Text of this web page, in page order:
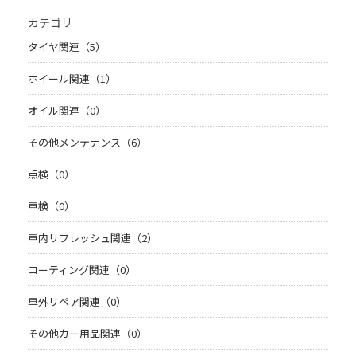
カテゴリ
タイヤ関連（5）
ホイール関連（1）
オイル関連（0）
その他メンテナンス（6）
点検（0）
車検（0）
車内リフレッシュ関連（2）
コーティング関連（0）
車外リペア関連（0）
その他カー用品関連（0）